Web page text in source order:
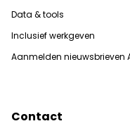
Data & tools
Inclusief werkgeven
Aanmelden nieuwsbrieven
Contact